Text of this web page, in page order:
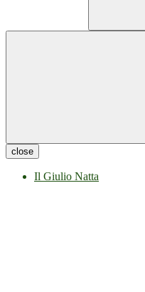
close
Il Giulio Natta